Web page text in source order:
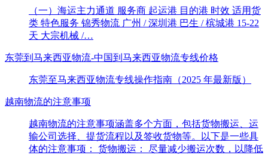
（一）海运主力通道 服务商 起运港 目的港 时效 适用货
类 特色服务 锦秀物流 广州 / 深圳港 巴生 / 槟城港 15-22
天 大宗机械 /…
东莞到马来西亚物流-中国到马来西亚物流专线价格
东莞至马来西亚物流专线操作指南（2025 年最新版）
越南物流的注意事项
越南物流的注意事项涵盖多个方面，包括货物搬运、运
输公司选择、提货流程以及签收货物等。以下是一些具
体的注意事项： 货物搬运： 尽量减少搬运次数，以降低